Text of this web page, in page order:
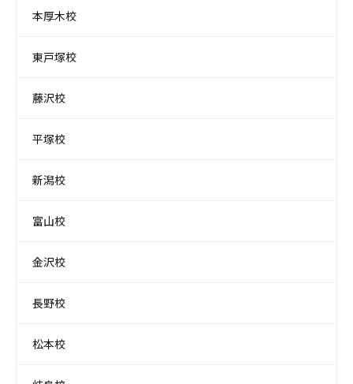
本厚木校
東戸塚校
藤沢校
平塚校
新潟校
富山校
金沢校
長野校
松本校